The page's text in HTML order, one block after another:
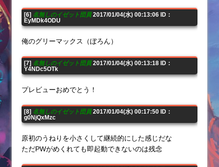
[6] 名無しのイゼット団員2017/01/04(水) 00:13:06 ID：
EyMDk4ODU
俺のグリーマックス（ぼろん）
[7] 名無しのイゼット団員2017/01/04(水) 00:13:18 ID：
Y4NDc5OTk
プレビューおめでとう！
[8] 名無しのイゼット団員2017/01/04(水) 00:17:50 ID：
g0NjQxMzc
原初のうねりを小さくして継続的にした感じだな
ただPWがめくれても即起動できないのは残念